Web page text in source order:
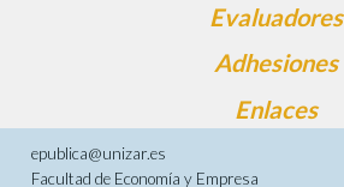
Evaluadores
Adhesiones
Enlaces
epublica@unizar.es
Facultad de Economía y Empresa